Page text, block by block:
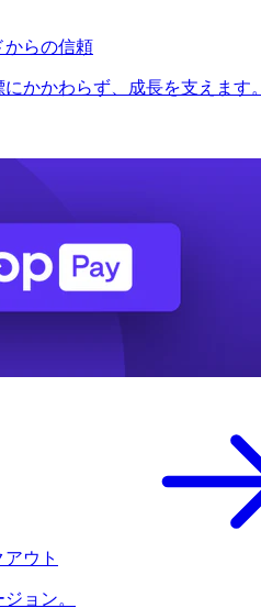
からの信頼
かかわらず、成長を支えます。
ウト
ョン。